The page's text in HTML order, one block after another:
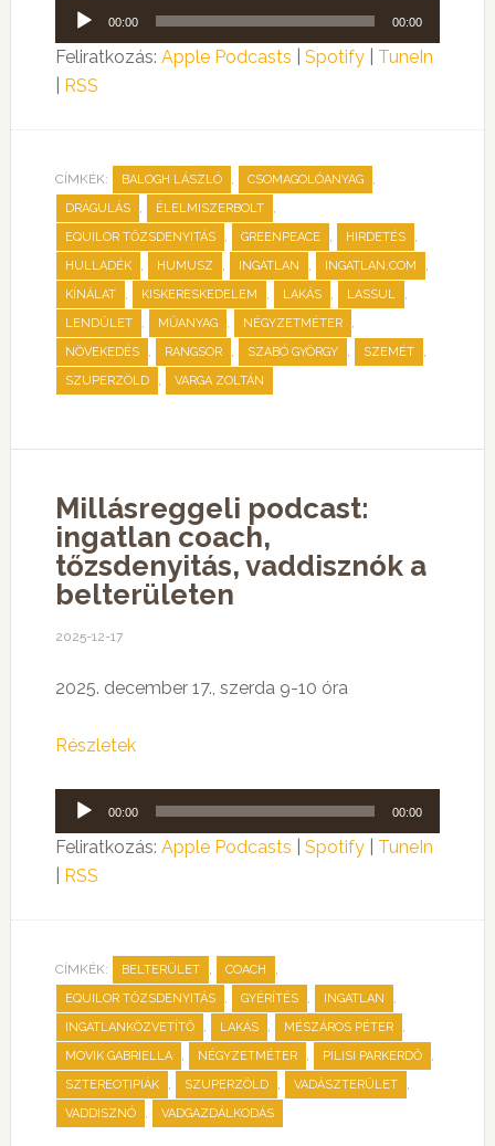
Audió
lejátszó
00:00 00:00
Feliratkozás: Apple Podcasts Spotify| TuneIn
RSS
CÍMKÉK: BALOGH LÁSZLÓ , CSOMAGOLÓANYAG ,
DRÁGULÁS , ÉLELMISZERBOLT ,
EQUILOR TŐZSDENYITÁS , GREENPEACE , HIRDETÉS ,
HULLADÉK , HUMUSZ , INGATLAN , INGATLAN.COM ,
KÍNÁLAT , KISKERESKEDELEM , LAKÁS , LASSUL ,
LENDÜLET , MŰANYAG , NÉGYZETMÉTER ,
NÖVEKEDÉS , RANGSOR , SZABÓ GYÖRGY , SZEMÉT ,
SZUPERZÖLD , VARGA ZOLTÁN
Millásreggeli podcast:
ingatlan coach,
tőzsdenyitás, vaddisznók a
belterületen
2025-12-17
2025. december 17., szerda 9-10 óra
Részletek
Audió
lejátszó
00:00 00:00
Feliratkozás: Apple Podcasts Spotify| TuneIn
RSS
CÍMKÉK: BELTERÜLET , COACH ,
EQUILOR TŐZSDENYITÁS , GYÉRÍTÉS , INGATLAN ,
INGATLANKÖZVETÍTŐ , LAKÁS , MÉSZÁROS PÉTER ,
MOVIK GABRIELLA , NÉGYZETMÉTER , PILISI PARKERDŐ ,
SZTEREOTIPIÁK , SZUPERZÖLD , VADÁSZTERÜLET ,
VADDISZNÓ , VADGAZDÁLKODÁS